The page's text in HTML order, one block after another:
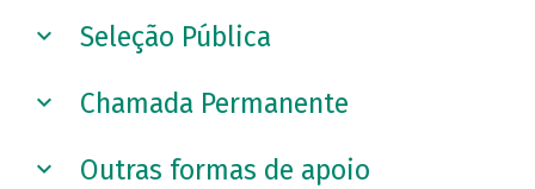
Seleção Pública
Chamada Permanente
Outras formas de apoio